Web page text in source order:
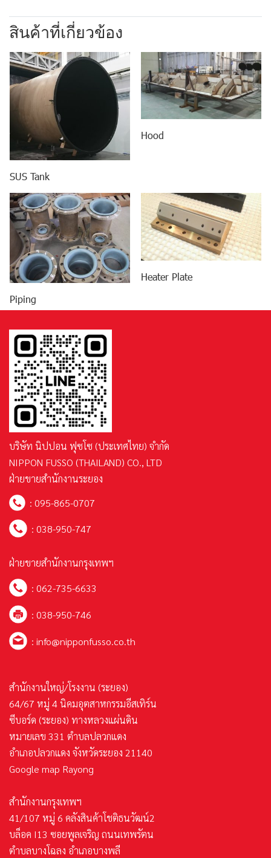
สินค้าที่เกี่ยวข้อง
SUS Tank
Hood
Piping
Heater Plate
บริษัท นิปปอน ฟุซโซ (ประเทศไทย) จำกัด
NIPPON FUSSO (THAILAND) CO., LTD
ฝ่ายขายสำนักงานระยอง
:095-865-0707
: 038-950-747
ฝ่ายขายสำนักงานกรุงเทพฯ
: 062-735-6633
: 038-950-746
: info@nipponfusso.co.th
สำนักงานใหญ่/โรงงาน (ระยอง)
64/67 หมู่ 4 นิคมอุตสาหกรรมอีสเทิร์น
ซีบอร์ด (ระยอง) ทางหลวงแผ่นดิน
หมายเลข 331 ตำบลปลวกแดง
อำเภอปลวกแดง จังหวัดระยอง 21140
Google map Rayong
สำนักงานกรุงเทพฯ
41/107 หมู่ 6 คลังสินค้าโชติธนวัฒน์2
บล็อค I13 ซอยพูลเจริญ ถนนเทพรัตน
ตำบลบางโฉลง อำเภอบางพลี